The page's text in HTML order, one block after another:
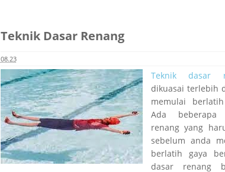
Teknik Dasar Renang
08.23
Teknik dasar
dikuasai terlebih
memulai
Ada
renang yang
sebelum anda
berlatih gaya
dasar renang